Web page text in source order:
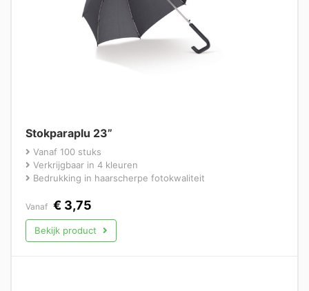
Stokparaplu 23”
Vanaf 100 stuks
Verkrijgbaar in 4 kleuren
Bedrukking in haarscherpe fotokwaliteit
Vanaf € 3,75
Bekijk product